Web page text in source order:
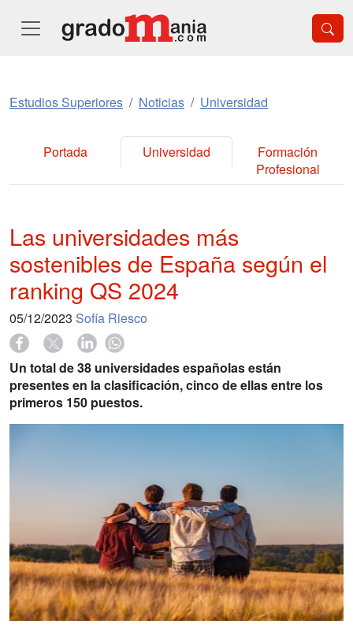
Estudios Superiores Noticias Universidad
Portada Universidad
Formación
Profesional
Las universidades más
sostenibles de España según el
ranking QS 2024
05/12/2023 Sofía Riesco
Un total de 38 universidades españolas están
presentes en la clasificación, cinco de ellas entre los
primeros 150 puestos.